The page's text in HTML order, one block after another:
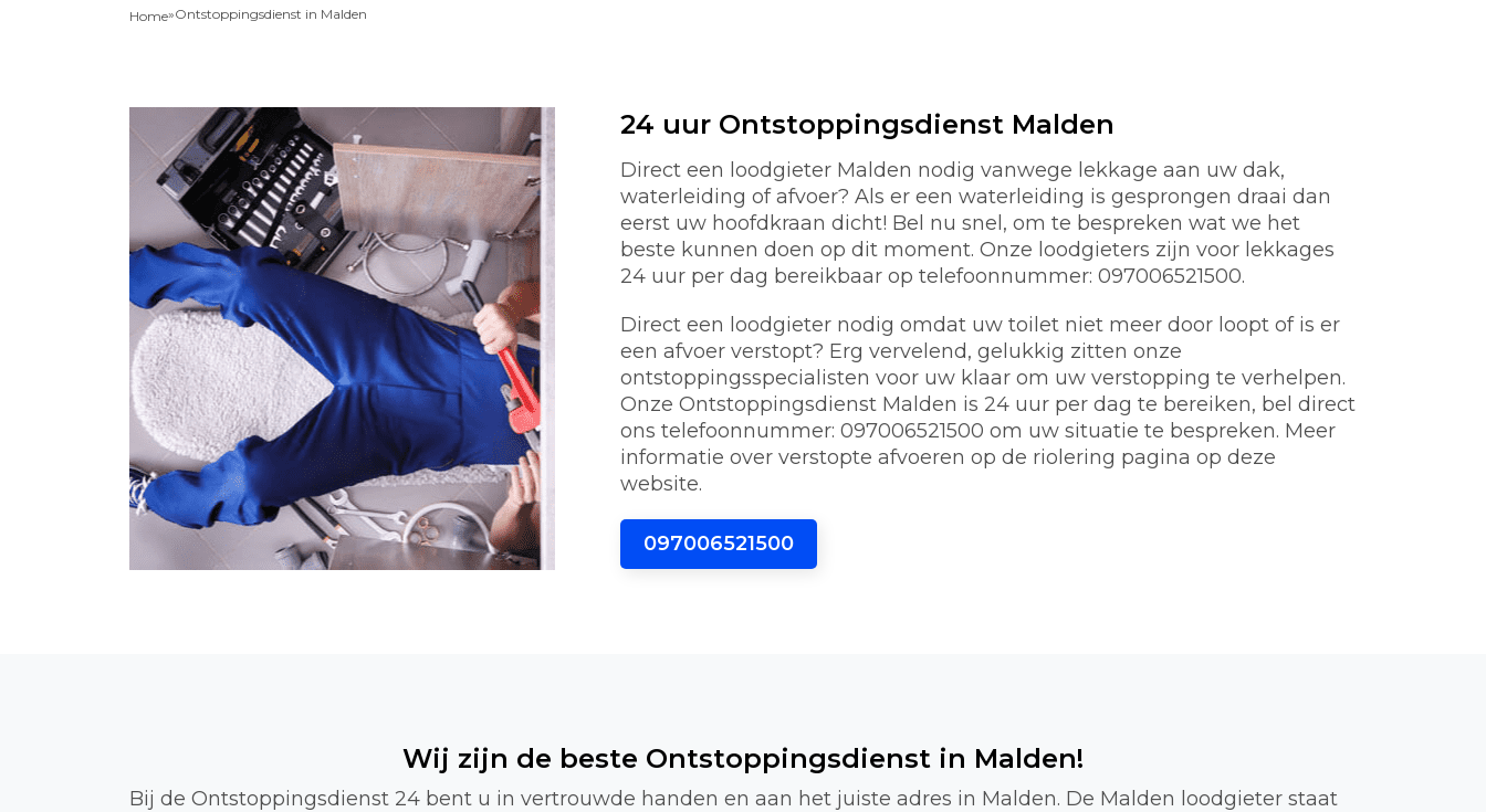
Home»Ontstoppingsdienst in Malden
24 uur Ontstoppingsdienst Malden
Direct een loodgieter Malden nodig vanwege lekkage aan uw dak,
waterleiding of afvoer? Als er een waterleiding is gesprongen draai dan
eerst uw hoofdkraan dicht! Bel nu snel, om te bespreken wat we het
beste kunnen doen op dit moment. Onze loodgieters zijn voor lekkages
24 uur per dag bereikbaar op telefoonnummer: 097006521500.
Direct een loodgieter nodig omdat uw toilet niet meer door loopt of is er
een afvoer verstopt? Erg vervelend, gelukkig zitten onze
ontstoppingsspecialisten voor uw klaar om uw verstopping te verhelpen.
Onze Ontstoppingsdienst Malden is 24 uur per dag te bereiken, bel direct
ons telefoonnummer: 097006521500 om uw situatie te bespreken. Meer
informatie over verstopte afvoeren op de riolering pagina op deze
website.
097006521500
Wij zijn de beste Ontstoppingsdienst in Malden!
Bij de Ontstoppingsdienst 24 bent u in vertrouwde handen en aan het juiste adres in Malden. De Malden loodgieter staat